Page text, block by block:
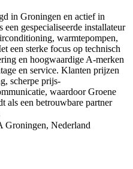
in Groningen en actief in
gespecialiseerde installateur
warmtepompen,
een sterke focus op technisch
en hoogwaardige A-merken
en service. Klanten prijzen
scherpe prijs-
waardoor Groene
als een betrouwbare partner
Groningen, Nederland